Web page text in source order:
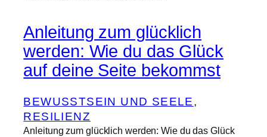
Anleitung zum glücklich
werden: Wie du das Glück
auf deine Seite bekommst
BEWUSSTSEIN UND SEELE
RESILIENZ
Anleitung zum glücklich werden: Wie du das Glück